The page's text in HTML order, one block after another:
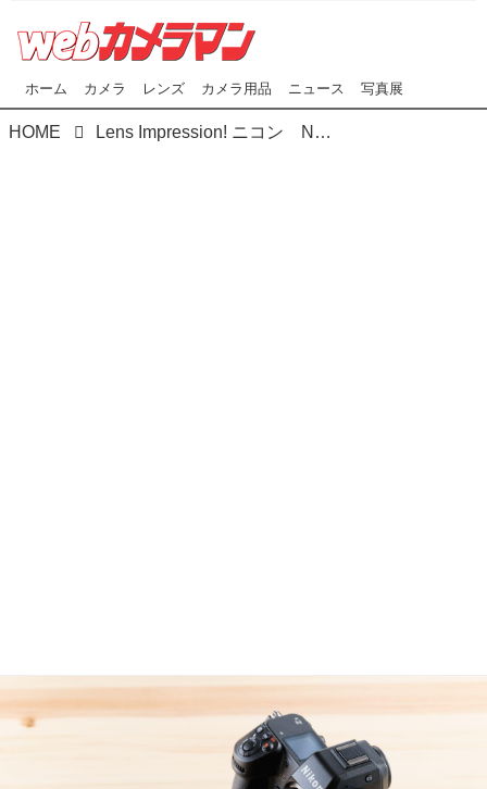
ホーム カメラ レンズ カメラ用品 ニュース 写真展
HOME Lens Impression! ニコン NIKKOR Z28-75mm f/2.8 ●実勢価格：12万6500円（税込） ●photo＆text:諏訪光二